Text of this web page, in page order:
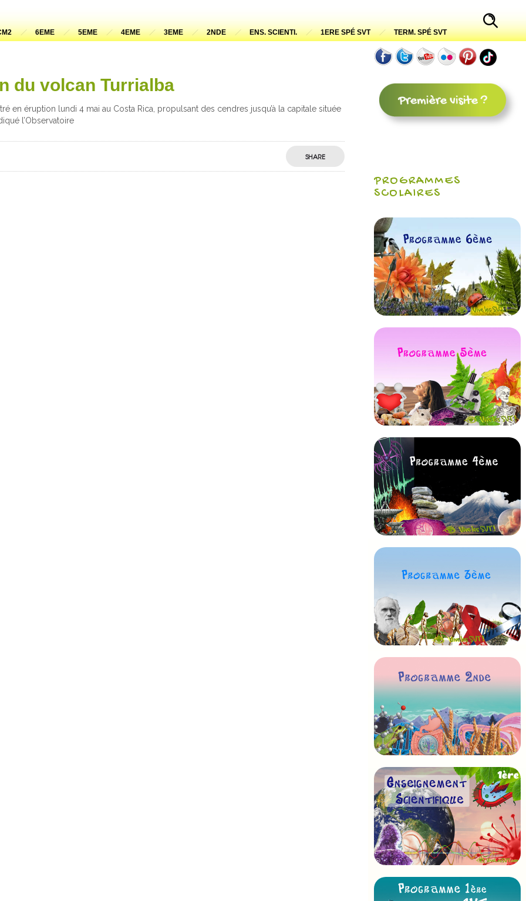
6EME 5EME 4EME 3EME 2NDE ENS. SCIENTI. 1ERE SPÉ SVT TERM. SPÉ SVT
du volcan Turrialba
en éruption lundi 4 mai au Costa Rica, propulsant des cendres jusqu’à la capitale située
l’Observatoire
SHARE
PROGRAMMES
SCOLAIRES